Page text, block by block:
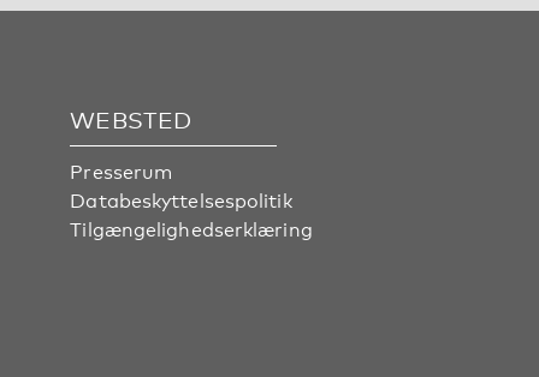
WEBSTED
Presserum
Databeskyttelsespolitik
Tilgængelighedserklæring